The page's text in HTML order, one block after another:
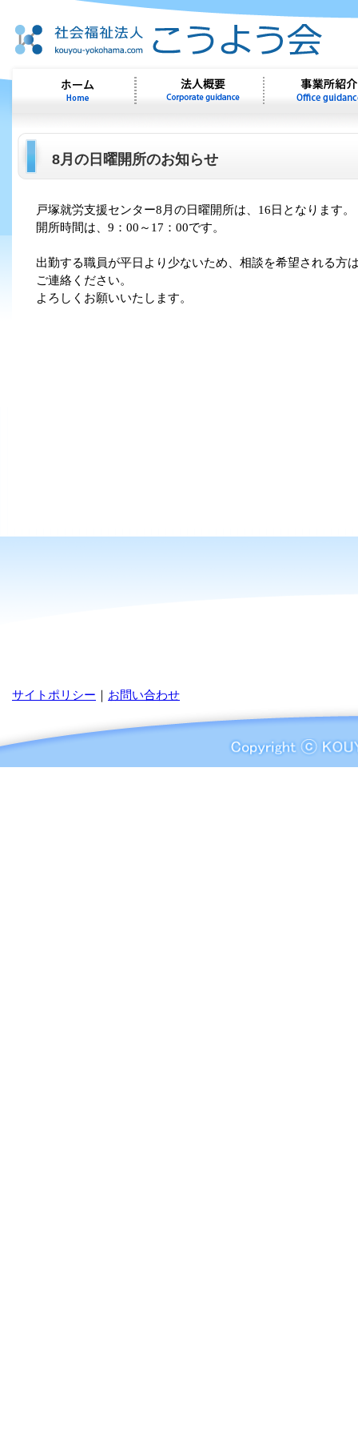
8月の日曜開所のお知らせ
戸塚就労支援センター8月 の日曜開所は、16 日となります。
開所時間は、 9 ： 00 ～ 17 ： 00です。
出勤する職員が平日より少ないため、相談を希望される方
ご連絡ください。
よろしくお願いいたします。
サイトポリシー お問い合わせ